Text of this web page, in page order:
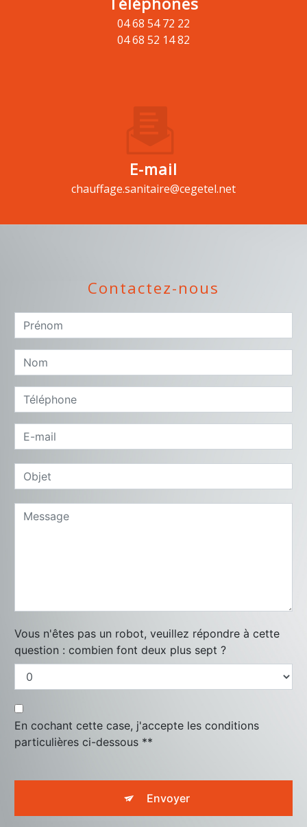
04 68 54 72 22
04 68 52 14 82
E-mail
chauffage.sanitaire@cegetel.net
Contactez-nous
Vous n'êtes pas un robot, veuillez répondre à cette
question : combien font deux plus sept ?
En cochant cette case, j'accepte les conditions
particulières ci-dessous **
Envoyer